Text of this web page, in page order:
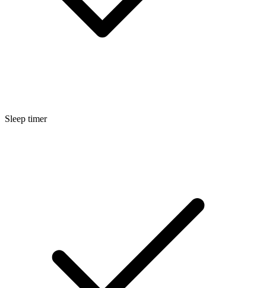
Sleep timer